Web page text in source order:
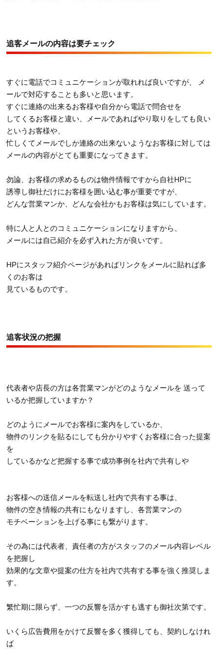
追客メールの内容は要チェック
すぐに電話でコミュニケーションが取れれば良いですが、 メ
ールで対応することも多いと思います。
すぐに連絡の出来るお客様や自分から電話で問合せを
してくるお客様と違い、メールであればやり取りをしても良い
というお客様や、
忙しくてメールでしか連絡の出来ないようなお客様に対しては
メールの内容がとても重要になってきます。
勿論、お客様の求めるものは物件情報ですから自社HPに
誘導し御社だけにお客様を囲い込む事が重要ですが、
どんな営業マンか、どんな会社かもお客様は気にしています。
特に人と人とのコミュニケーションになりますから、
メールには自己紹介を必ず入れた方が良いです。
HPにスタッフ紹介ページがあればリンクをメールに貼れば多
くのお客は
見ているものです。
追客状況の把握
代表者や店長の方は各営業マンがどのようなメールを 送って
いるか把握していますか？
どのようにメールでお客様に案内をしているか、
物件のリンクを貼るにしても分かりやすくお客様に合った提案
を
しているかなど把握する事で成功事例を社内で共有しや
お客様への送信メールを転送し社内で共有する事は、
物件の空き情報の共有にもなりますし、各営業マンの
モチベーションを上げる事にも繋がります。
その為には代表者、責任者の方がスタッフのメール内容レベル
を把握し
効果的な文章や提案の仕方を社内で共有する事を強く推奨しま
す。
繁忙期に限らず、一つの反響を活かすも逃すも御社次第です。
いくら広告費用をかけて反響を多く獲得しても、契約しなけれ
ば